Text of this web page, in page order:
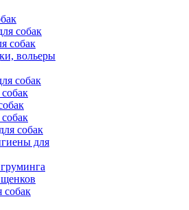
собак
собак
вольеры
собак
собак
для
собак